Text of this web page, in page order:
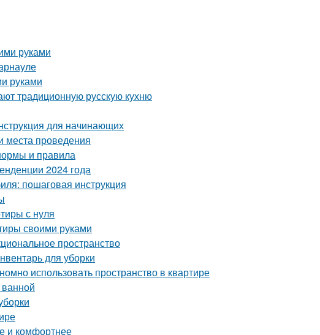
руками
руками
традиционную русскую кухню
для начинающих
места проведения
и правила
2024 года
пошаговая инструкция
с нуля
своими руками
пространство
для уборки
использовать пространство в квартире
и комфортнее